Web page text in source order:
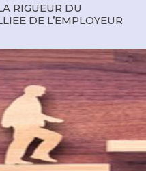
RIGUEUR DU
DE L’EMPLOYEUR